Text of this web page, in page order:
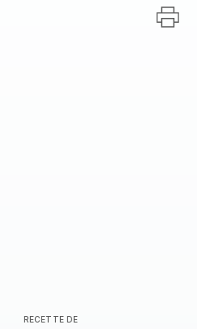
RECETTE DE